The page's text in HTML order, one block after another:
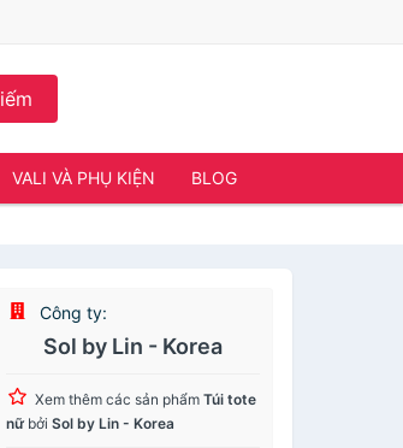
VALI VÀ PHỤ KIỆN BLOG
Công ty:
Sol by Lin - Korea
Xem thêm các sản phẩmTúi tote
nữbởiSol by Lin - Korea